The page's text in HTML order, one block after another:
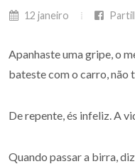
12 janeiro
Apanhaste uma gripe, o
bateste com o carro, não
De repente, és infeliz. A
Quando passar a birra,